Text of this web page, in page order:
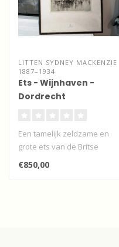
LITTEN SYDNEY MACKENZIE
1887–1934
Ets - Wijnhaven -
Dordrecht
Een tamelijk zeldzame en
grote ets van de Britse
kunstenaar Sydney
Mackenzie Lit..
€850,00